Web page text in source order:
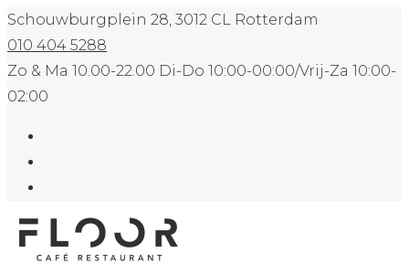
Schouwburgplein 28, 3012 CL Rotterdam
010 404 5288
Zo & Ma 10.00-22.00 Di-Do 10:00-00:00/Vrij-Za 10:00-
02:00